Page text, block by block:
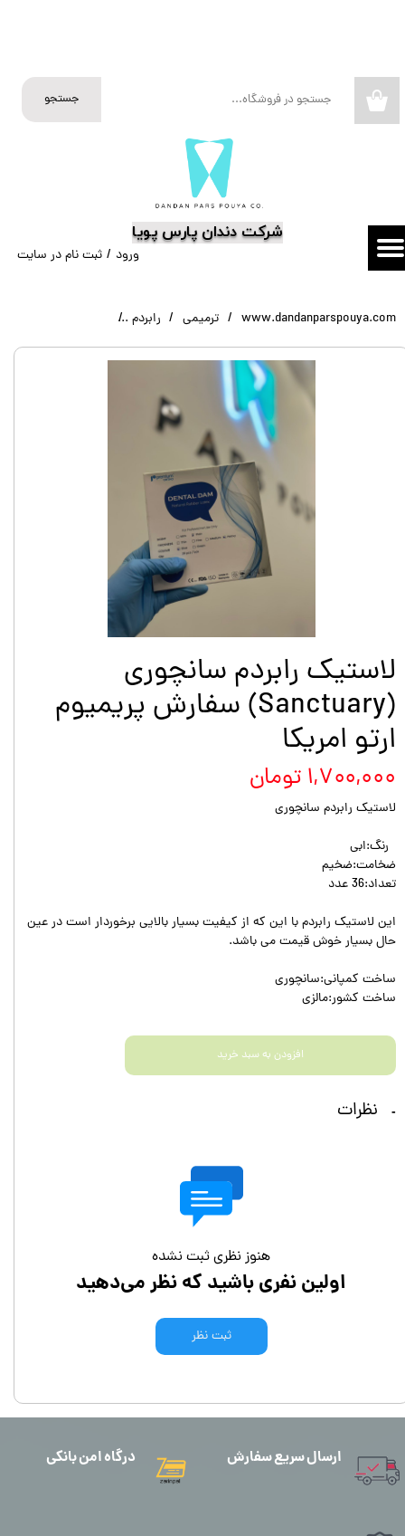
​شرکت دندان پارس پویا
جستجو
ورود / ثبت نام در سایت
تغییر گذر واژه
سفارشات
www.dandanparspouya.com ترمیمی رابردم
لاستیک رابردم سانچوری
(Sanctuary) سفارش پریمیوم
ارتو امریکا
۱,۷۰۰,۰۰۰ تومان
لاستیک رابردم سانچوری
رنگ:ابی
ضخامت:ضخیم
تعداد:36 عدد
این لاستیک رابردم با این که از کیفیت بسیار بالایی برخوردار است در عین
حال بسیار خوش قیمت می باشد.
ساخت کمپانی:سانچوری
ساخت کشور:مالزی
افزودن به سبد خرید
نظرات
هنوز نظری ثبت نشده
اولین نفری باشید که نظر می‌دهید
ثبت نظر
ارسال سریع سفارش درگاه امن بانکی